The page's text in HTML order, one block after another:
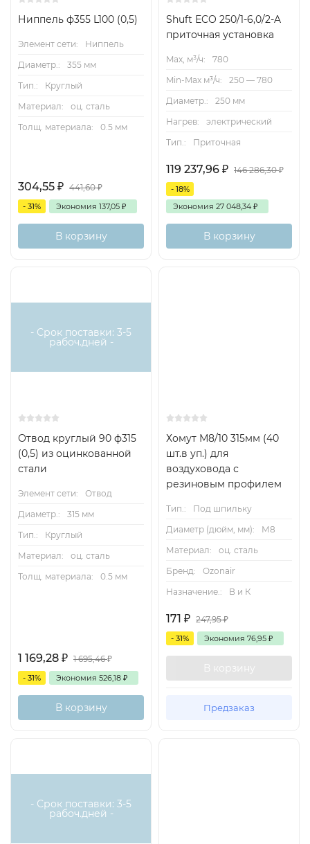
Ниппель ф355 L100 (0,5)
Элемент сети:
Ниппель
Диаметр.:
355 мм
Тип.:
Круглый
Материал:
оц. сталь
Толщ. материала:
0.5 мм
304,55 ₽ 441,60₽
- 31% Экономия 137,05 ₽
В корзину
Shuft ECO 250/1-6,0/2-A
приточная установка
Max, м³/ч:
780
Min-Max м³/ч:
250 — 780
Диаметр.:
250 мм
Нагрев:
электрический
Тип.:
Приточная
119 237,96 ₽ 146 286,30₽
- 18%
Экономия 27 048,34 ₽
В корзину
- Срок поставки: 3-5
рабоч.дней -
Отвод круглый 90 ф315
(0,5) из оцинкованной
стали
Элемент сети:
Отвод
Диаметр.:
315 мм
Тип.:
Круглый
Материал:
оц. сталь
Толщ. материала:
0.5 мм
1 169,28 ₽ 1 695,46₽
- 31% Экономия 526,18 ₽
В корзину
Хомут М8/10 315мм (40
шт.в уп.) для
воздуховода с
резиновым профилем
Тип.:
Под шпильку
Диаметр (дюйм, мм):
М8
Материал:
оц. сталь
Бренд:
Ozonair
Назначение.:
В и К
171 ₽ 247,95₽
- 31% Экономия 76,95 ₽
В корзину
Предзаказ
- Срок поставки: 3-5
рабоч.дней -